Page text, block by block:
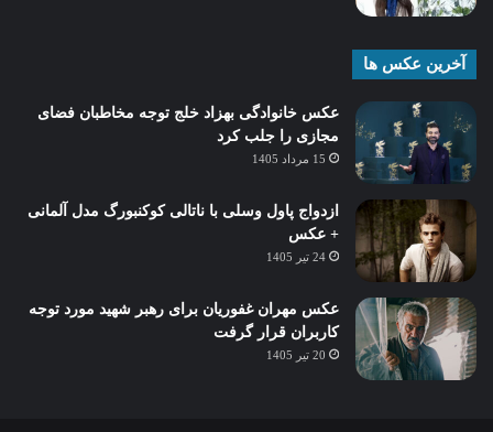
آخرین عکس ها
عکس خانوادگی بهزاد خلج توجه مخاطبان فضای
مجازی را جلب کرد
15 مرداد 1405
ازدواج پاول وسلی با ناتالی کوکنبورگ مدل آلمانی
+ عکس
24 تیر 1405
عکس مهران غفوریان برای رهبر شهید مورد توجه
کاربران قرار گرفت
20 تیر 1405